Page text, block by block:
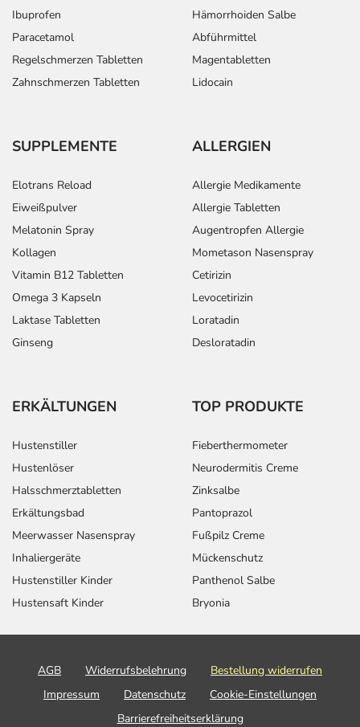
Ibuprofen
Paracetamol
Regelschmerzen Tabletten
Zahnschmerzen Tabletten
Hämorrhoiden Salbe
Abführmittel
Magentabletten
Lidocain
SUPPLEMENTE
Elotrans Reload
Eiweißpulver
Melatonin Spray
Kollagen
Vitamin B12 Tabletten
Omega 3 Kapseln
Laktase Tabletten
Ginseng
ALLERGIEN
Allergie Medikamente
Allergie Tabletten
Augentropfen Allergie
Mometason Nasenspray
Cetirizin
Levocetirizin
Loratadin
Desloratadin
ERKÄLTUNGEN
Hustenstiller
Hustenlöser
Halsschmerztabletten
Erkältungsbad
Meerwasser Nasenspray
Inhaliergeräte
Hustenstiller Kinder
Hustensaft Kinder
TOP PRODUKTE
Fieberthermometer
Neurodermitis Creme
Zinksalbe
Pantoprazol
Fußpilz Creme
Mückenschutz
Panthenol Salbe
Bryonia
AGB Widerrufsbelehrung
Bestellung widerrufen
Impressum
Datenschutz
Cookie-Einstellungen
Barrierefreiheitserklärung